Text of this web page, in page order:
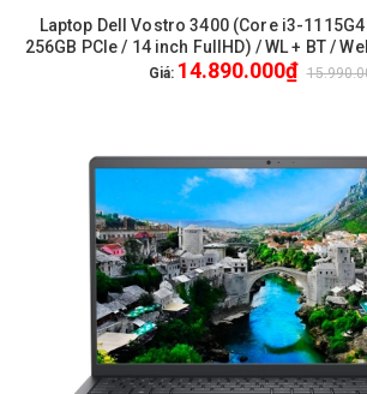
Laptop Dell Vostro 3400 (Core i3-1115G4
256GB PCIe / 14 inch FullHD) / WL + BT /
Office - New / FullVAT / Genuine / 1Yrs
Giá: 14.890.000₫